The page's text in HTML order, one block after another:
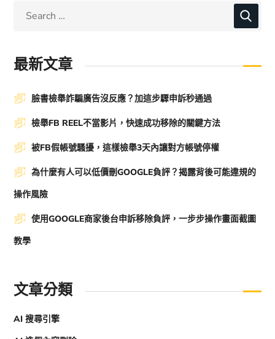
最新文章
臉書檢舉詐騙廣告沒反應？加這步驟申訴秒通過
檢舉FB REEL不當影片，快速成功移除的關鍵方法
被FB假帳號騷擾，這樣檢舉3天內讓對方帳號停權
為什麼有人可以低價刪GOOGLE負評？揭露背後可能違規的
操作風險
使用GOOGLE商家後台申訴移除負評，一步步操作畫面截圖
教學
文章分類
AI 搜尋引擎